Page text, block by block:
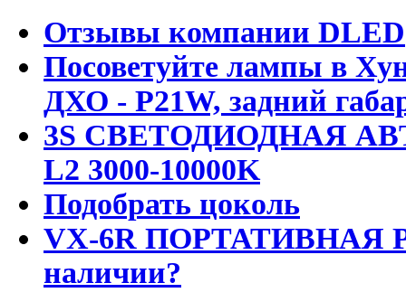
Отзывы компании DLED
Посоветуйте лампы в
ДХО - P21W, задний
3S СВЕТОДИОДНАЯ
L2 3000-10000K
Подобрать цоколь
VX-6R ПОРТАТИВНАЯ
наличии?